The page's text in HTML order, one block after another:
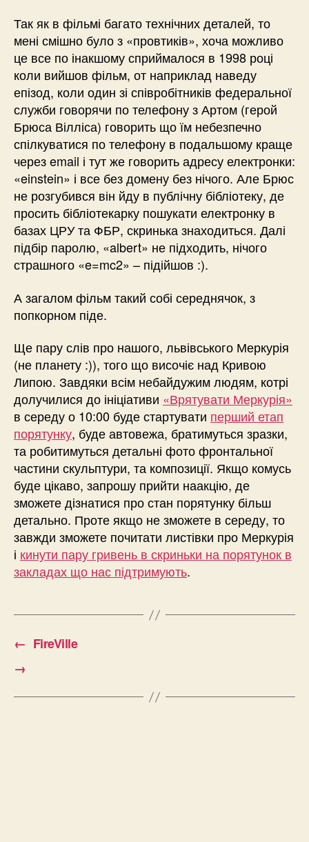
Так як в фільмі багато технічних деталей, то
мені смішно було з «провтиків», хоча можливо
це все по інакшому сприймалося в 1998 році
коли вийшов фільм, от наприклад наведу
епізод, коли один зі співробітників федеральної
служби говорячи по телефону з Артом (герой
Брюса Вілліса) говорить що їм небезпечно
спілкуватися по телефону в подальшому краще
через email і тут же говорить адресу електронки:
«einstein» і все без домену без нічого. Але Брюс
не розгубився він йду в публічну бібліотеку, де
просить бібліотекарку пошукати електронку в
базах ЦРУ та ФБР, скринька знаходиться. Далі
підбір паролю, «albert» не підходить, нічого
страшного «e=mc2» – підійшов :).
А загалом фільм такий собі середнячок, з
попкорном піде.
Ще пару слів про нашого, львівського Меркурія
(не планету :)), того що височіє над Кривою
Липою. Завдяки всім небайдужим людям, котрі
долучилися до ініціативи «Врятувати Меркурія»
в середу о 10:00 буде стартувати перший етап
порятунку, буде автовежа, братимуться зразки,
та робитимуться детальні фото фронтальної
частини скульптури, та композиції. Якщо комусь
буде цікаво, запрошу прийти наакцію, де
зможете дізнатися про стан порятунку більш
детально. Проте якщо не зможете в середу, то
завжди зможете почитати листівки про Меркурія
і кинути пару гривень в скриньки на порятунок в
закладах що нас підтримують.
← FireVille
→